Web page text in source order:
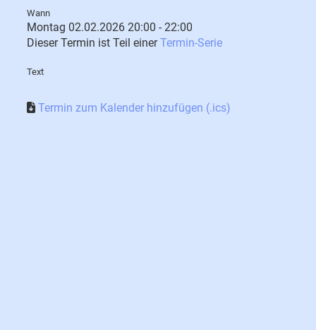
Wann
Montag 02.02.2026 20:00 - 22:00
Dieser Termin ist Teil einerTermin-Serie
Text
Termin zum Kalender hinzufügen (.ics)